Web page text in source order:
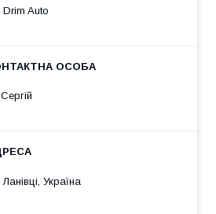
Drim Auto
Сергій
Ланівці, Україна